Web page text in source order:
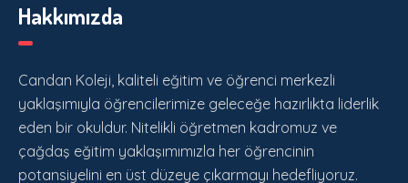
Hakkımızda
Candan Koleji, kaliteli eğitim ve öğrenci merkezli
yaklaşımıyla öğrencilerimize geleceğe hazırlıkta liderlik
eden bir okuldur. Nitelikli öğretmen kadromuz ve
çağdaş eğitim yaklaşımımızla her öğrencinin
potansiyelini en üst düzeye çıkarmayı hedefliyoruz.